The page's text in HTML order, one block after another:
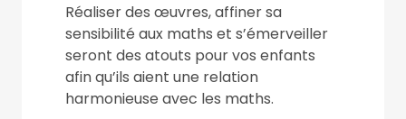
Réaliser des œuvres, affiner sa
sensibilité aux maths et s’émerveiller
seront des atouts pour vos enfants
afin qu’ils aient une relation
harmonieuse avec les maths.